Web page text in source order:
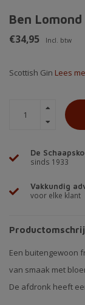
Ben Lomond
€34,95 Incl. btw
Scottish Gin Lees
De
sinds 1933
Vakkundig
voor elke klant
Een buitengewoon
van smaak met
De afdronk heeft